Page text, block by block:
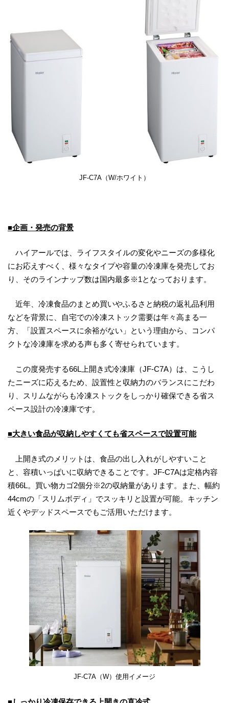
JF-C7A（W/ホワイト）
■企画・発売の背景
ハイアールでは、ライフスタイルの変化やニーズの多様化
にお応えすべく、様々なタイプや容量の冷凍庫を発売してお
り、そのラインナップ数は国内最多※1となっております。
近年、冷凍食品のまとめ買いやふるさと納税の返礼品利用
などを背景に、自宅での冷凍ストック需要は年々高まる一
方、「設置スペースに余裕がない」という理由から、コンパ
クトな冷凍庫を求める声も多く寄せられています。
この度発売する66L上開き式冷凍庫（JF-C7A）は、こうし
たニーズに応えるため、設置性と収納力のバランスにこだわ
り、スリムながらも冷凍ストックをしっかり確保できる省ス
ペース設計の冷凍庫です。
■大きい食品が収納しやすくても省スペースで設置可能
上開き式のメリットは、食品の出し入れがしやすいこと
と、容積いっぱいに収納できることです。JF-C7Aは定格内容
積66L。買い物カゴ2個分※2の収納量があります。また、幅約
44cmの「スリムボディ」でスッキリと設置が可能。キッチン
近くやデッドスペースでもご活用いただけます。
JF-C7A（W）使用イメージ